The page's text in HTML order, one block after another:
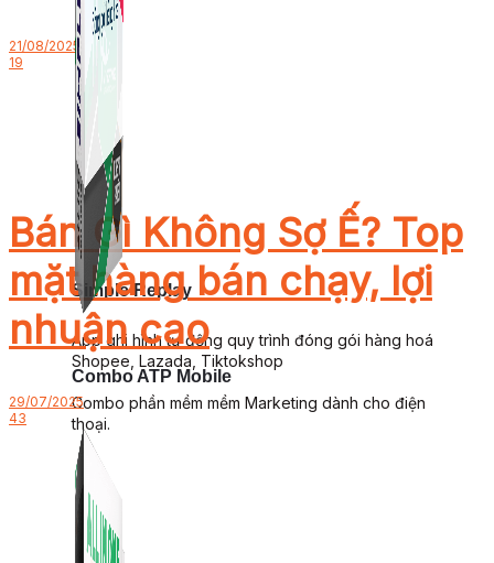
Combo ATP Mobile
Combo phần mềm mềm Marketing dành cho điện
thoại.
Simple Replay
App ghi hình tự động quy trình đóng gói hàng hoá
Shopee, Lazada, Tiktokshop
21/08/2025
19
Bán Gì Không Sợ Ế? Top
mặt hàng bán chạy, lợi
nhuận cao
29/07/2025
43